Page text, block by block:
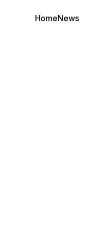
HomeNews